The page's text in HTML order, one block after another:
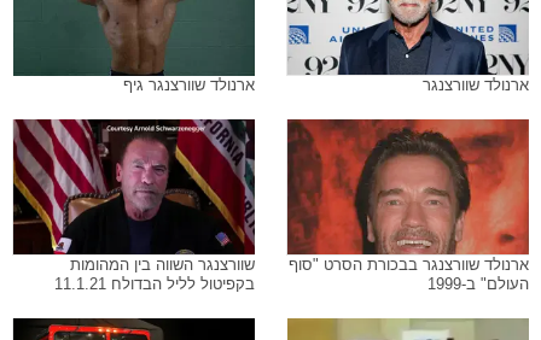
ארנולד שוורצנגר ארנולד שוורצנגר גיף
ארנולד שוורצנגר בבכורת הסרט "סוף
העולם" ב-1999
שוורצנגר השווה בין המהומות
בקפיטול לליל הבדולח 11.1.21